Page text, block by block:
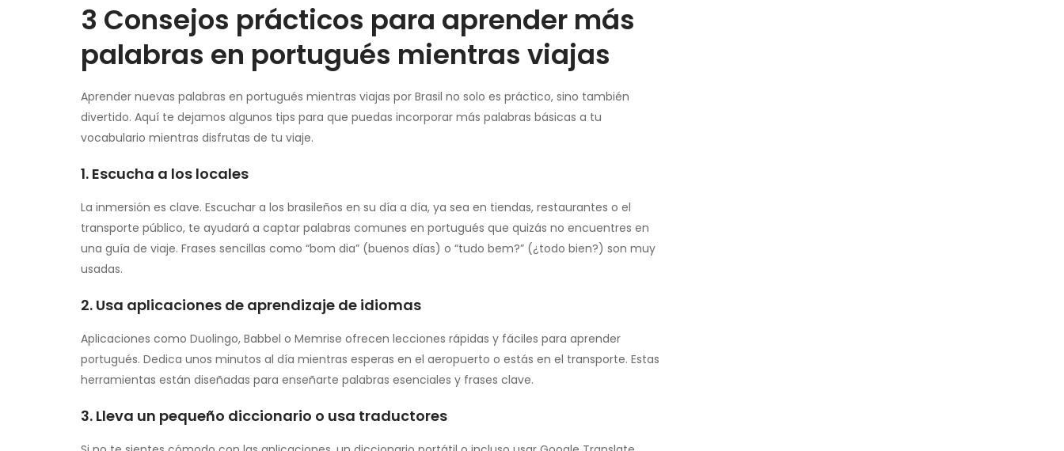
3 Consejos prácticos para aprender más
palabras en portugués mientras viajas
Aprender nuevas palabras en portugués mientras viajas por Brasil no solo es práctico, sino también
divertido. Aquí te dejamos algunos tips para que puedas incorporar más palabras básicas a tu
vocabulario mientras disfrutas de tu viaje.
1. Escucha a los locales
La inmersión es clave. Escuchar a los brasileños en su día a día, ya sea en tiendas, restaurantes o el
transporte público, te ayudará a captar palabras comunes en portugués que quizás no encuentres en
una guía de viaje. Frases sencillas como “bom dia” (buenos días) o “tudo bem?” (¿todo bien?) son muy
usadas.
2. Usa aplicaciones de aprendizaje de idiomas
Aplicaciones como Duolingo, Babbel o Memrise ofrecen lecciones rápidas y fáciles para aprender
portugués. Dedica unos minutos al día mientras esperas en el aeropuerto o estás en el transporte. Estas
herramientas están diseñadas para enseñarte palabras esenciales y frases clave.
3. Lleva un pequeño diccionario o usa traductores